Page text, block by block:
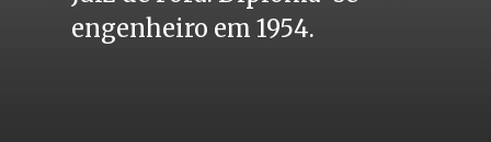
engenheiro em 1954.